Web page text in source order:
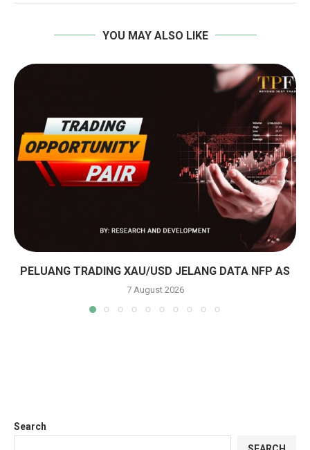
YOU MAY ALSO LIKE
PELUANG TRADING XAU/USD JELANG DATA NFP AS
7 August 2026
Search